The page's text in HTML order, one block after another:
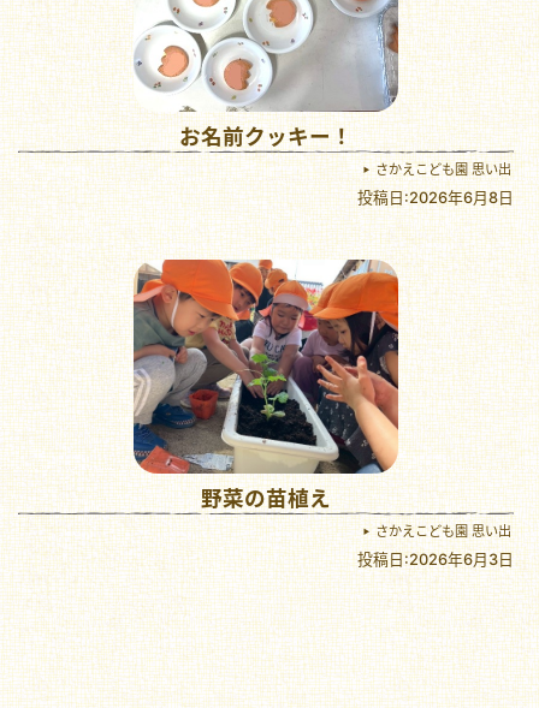
お名前クッキー！
さかえこども園 思い出
投稿日:2026年6月8日
野菜の苗植え
さかえこども園 思い出
投稿日:2026年6月3日